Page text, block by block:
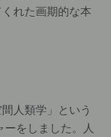
れた画期的な本
人類学」という
をしました。人